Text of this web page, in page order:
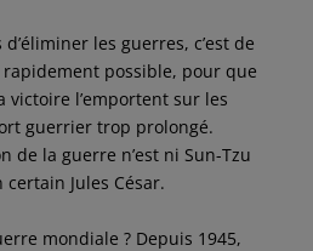
les guerres, c’est de
possible, pour que
victoire l’emportent sur les
guerrier trop prolongé.
de la guerre n’est ni Sun-Tzu
certain Jules César.
mondiale ? Depuis 1945,